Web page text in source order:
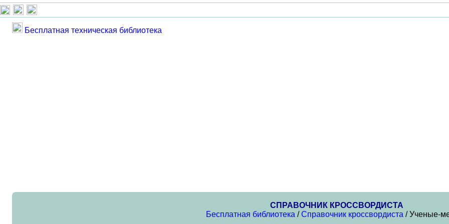
Бесплатная техническая библиотека
СПРАВОЧНИК КРОССВОРДИСТА
Бесплатная библиотека /Справочник кроссвордиста / Ученые-